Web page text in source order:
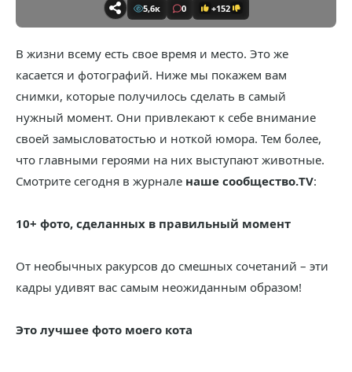
5,6к 0 +152
В жизни всему есть свое время и место. Это же
касается и фотографий. Ниже мы покажем вам
снимки, которые получилось сделать в самый
нужный момент. Они привлекают к себе внимание
своей замысловатостью и ноткой юмора. Тем более,
что главными героями на них выступают животные.
Смотрите сегодня в журнале наше сообщество.TV:
10+ фото, сделанных в правильный момент
От необычных ракурсов до смешных сочетаний – эти
кадры удивят вас самым неожиданным образом!
Это лучшее фото моего кота